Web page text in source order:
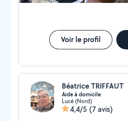
Voir le profil
Béatrice TRIFFAUT
Aide à domicile
Lucé (Nord)
4,4/5 (7 avis)